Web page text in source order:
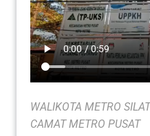
WALIKOTA METRO
CAMAT METRO PUSAT